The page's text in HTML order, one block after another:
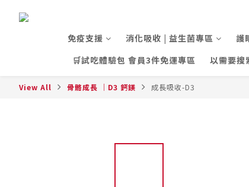
免疫支援
消化吸收 | 益生菌專區 護
🛒試吃體驗包 會員3件免運專區
以需要搜
View All 骨骼成長 ｜D3 鈣鎂 成長吸收-D3